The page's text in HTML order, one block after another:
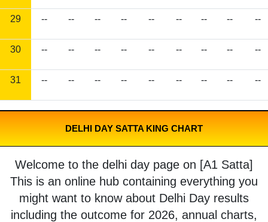
29 -- -- -- -- -- -- -- -- --
30 -- -- -- -- -- -- -- -- --
31 -- -- -- -- -- -- -- -- --
DELHI DAY SATTA KING CHART
Welcome to the delhi day page on [A1 Satta]
This is an online hub containing everything you
might want to know about Delhi Day results
including the outcome for 2026, annual charts,